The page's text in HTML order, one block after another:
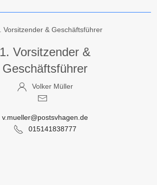
1. Vorsitzender &
Geschäftsführer
Volker Müller
v.mueller@postsvhagen.de
015141838777